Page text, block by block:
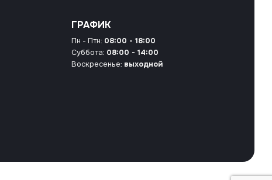
ГРАФИК
Пн - Птн: 08:00 - 18:00
Суббота: 08:00 - 14:00
Воскресенье: выходной